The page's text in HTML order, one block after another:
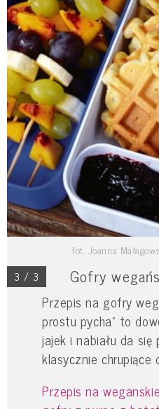
fot. Joanna
3 / 3 Gofry
Przepis na gofry
prostu pycha" to
jajek i nabiału da
klasycznie
Przepis na